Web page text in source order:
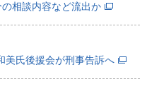
相談内容など流出か
美氏後援会が刑事告訴へ